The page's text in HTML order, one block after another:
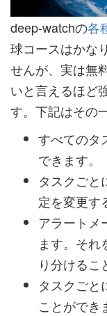
deep-watchの各
球コースはかな
せんが、実は無
いと言えるほど
す。下記はその
すべてのタ
できます。
タスクごと
定を変更す
アラートメ
ます。それ
り分けるこ
タスクごと
ことができ